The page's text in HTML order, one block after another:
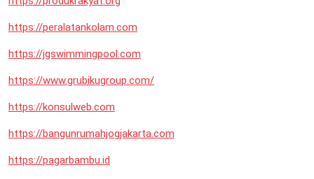
https://peralatankolam.com
https://jgswimmingpool.com
https://www.grubikugroup.com/
https://konsulweb.com
https://bangunrumahjogjakarta.com
https://pagarbambu.id